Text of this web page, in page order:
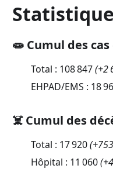
🧫 Cumul des
Total : 108 847(+2
EHPAD/EMS : 18
☠️ Cumul des
Total : 17 920(+753
Hôpital : 11 060(